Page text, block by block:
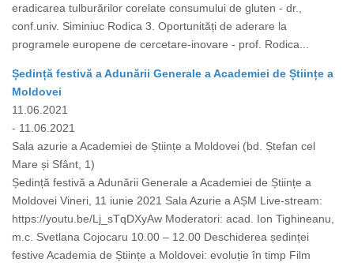
eradicarea tulburărilor corelate consumului de gluten - dr.,
conf.univ. Siminiuc Rodica 3. Oportunități de aderare la
programele europene de cercetare-inovare - prof. Rodica...
Ședință festivă a Adunării Generale a Academiei de Științe a
Moldovei
11.06.2021
- 11.06.2021
Sala azurie a Academiei de Științe a Moldovei (bd. Ștefan cel
Mare și Sfânt, 1)
Ședință festivă a Adunării Generale a Academiei de Științe a
Moldovei Vineri, 11 iunie 2021 Sala Azurie a AȘM Live-stream:
https://youtu.be/Lj_sTqDXyAw Moderatori: acad. Ion Tighineanu,
m.c. Svetlana Cojocaru 10.00 – 12.00 Deschiderea ședinței
festive Academia de Științe a Moldovei: evoluție în timp Film